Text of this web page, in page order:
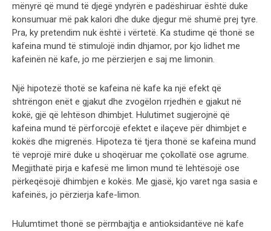
mënyrë që mund të djegë yndyrën e padëshiruar është duke
konsumuar më pak kalori dhe duke djegur më shumë prej tyre.
Pra, ky pretendim nuk është i vërtetë. Ka studime që thonë se
kafeina mund të stimulojë indin dhjamor, por kjo lidhet me
kafeinën në kafe, jo me përzierjen e saj me limonin.
Një hipotezë thotë se kafeina në kafe ka një efekt që
shtrëngon enët e gjakut dhe zvogëlon rrjedhën e gjakut në
kokë, gjë që lehtëson dhimbjet. Hulutimet sugjerojnë që
kafeina mund të përforcojë efektet e ilaçeve për dhimbjet e
kokës dhe migrenës. Hipoteza të tjera thonë se kafeina mund
të veprojë mirë duke u shoqëruar me çokollatë ose agrume.
Megjithatë pirja e kafesë me limon mund të lehtësojë ose
përkeqësojë dhimbjen e kokës. Me gjasë, kjo varet nga sasia e
kafeinës, jo përzierja kafe-limon.
Hulumtimet thonë se përmbajtja e antioksidantëve në kafe